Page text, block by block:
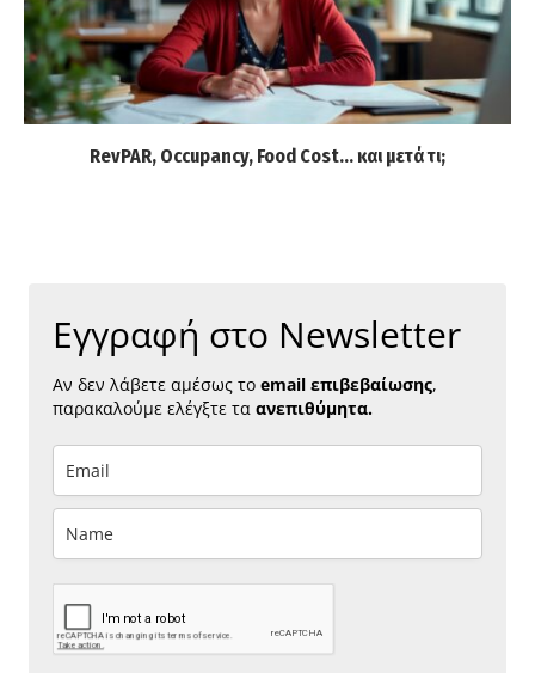
RevPAR, Occupancy, Food Cost… και μετά τι;
Εγγραφή στο Newsletter
Αν δεν λάβετε αμέσως το email επιβεβαίωσης,
παρακαλούμε ελέγξτε τα ανεπιθύμητα.